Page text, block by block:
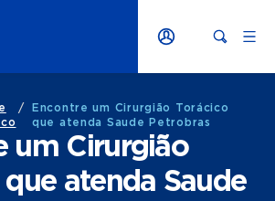
/
Encontre um Cirurgião Torácico
que atenda Saude Petrobras
um Cirurgião
atenda Saude